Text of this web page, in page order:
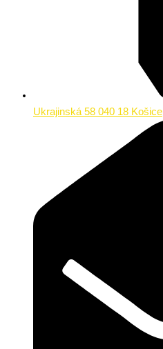
Ukrajinská 58 040 18 Košice